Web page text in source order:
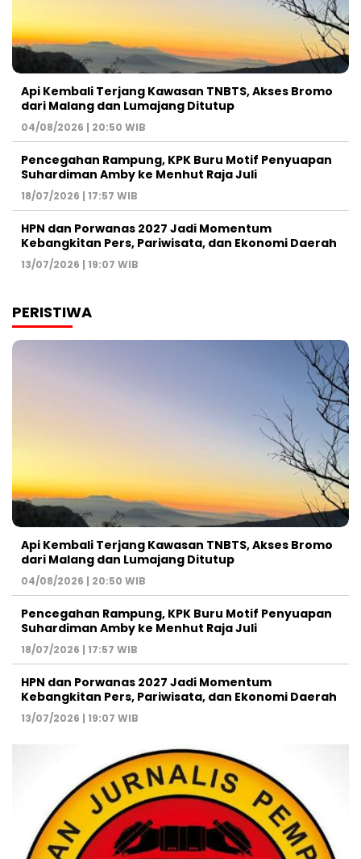
Api Kembali Terjang Kawasan TNBTS, Akses Bromo
dari Malang dan Lumajang Ditutup
04/08/2026 | 20:50 WIB
Pencegahan Rampung, KPK Buru Motif Penyuapan
Suhardiman Amby ke Menhut Raja Juli
18/07/2026 | 17:57 WIB
HPN dan Porwanas 2027 Jadi Momentum
Kebangkitan Pers, Pariwisata, dan Ekonomi Daerah
13/07/2026 | 19:07 WIB
PERISTIWA
Api Kembali Terjang Kawasan TNBTS, Akses Bromo
dari Malang dan Lumajang Ditutup
04/08/2026 | 20:50 WIB
Pencegahan Rampung, KPK Buru Motif Penyuapan
Suhardiman Amby ke Menhut Raja Juli
18/07/2026 | 17:57 WIB
HPN dan Porwanas 2027 Jadi Momentum
Kebangkitan Pers, Pariwisata, dan Ekonomi Daerah
13/07/2026 | 19:07 WIB